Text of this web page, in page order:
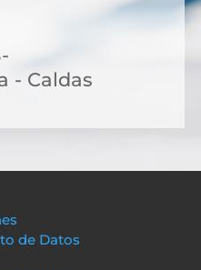
- Caldas
de Datos